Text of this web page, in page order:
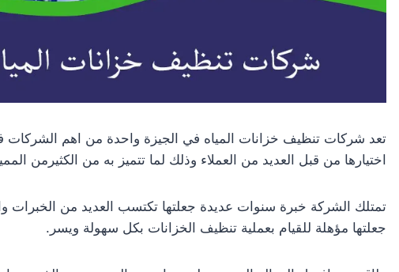
تعد شركات تنظيف خزانات المياه في الجيزة واحدة من اهم الشركات
اختيارها من قبل العديد من العملاء وذلك لما تتميز به من الكثيرمن
تمتلك الشركة خبرة سنوات عديدة جعلتها تكتسب العديد من الخبرات
جعلتها مؤهلة للقيام بعملية تنظيف الخزانات بكل سهولة ويسر.